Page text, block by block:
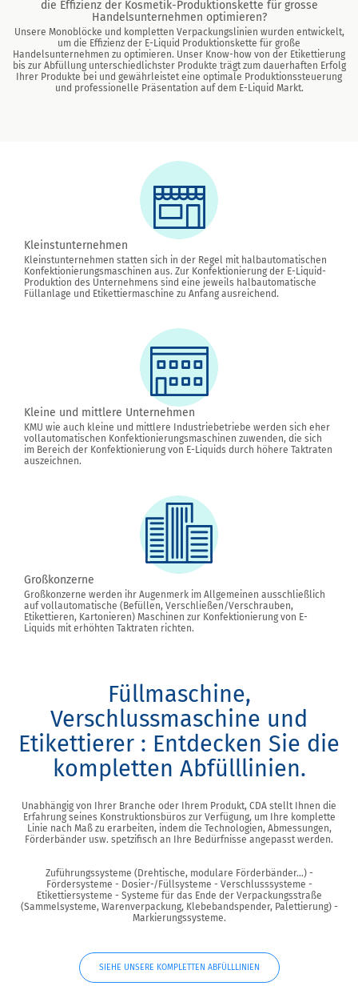
die Effizienz der Kosmetik-Produktionskette für grosse
Handelsunternehmen optimieren?
Unsere Monoblöcke und kompletten Verpackungslinien wurden entwickelt,
um die Effizienz der E-Liquid Produktionskette für große
Handelsunternehmen zu optimieren. Unser Know-how von der Etikettierung
bis zur Abfüllung unterschiedlichster Produkte trägt zum dauerhaften Erfolg
Ihrer Produkte bei und gewährleistet eine optimale Produktionssteuerung
und professionelle Präsentation auf dem E-Liquid Markt.
Kleinstunternehmen
Kleinstunternehmen statten sich in der Regel mit halbautomatischen
Konfektionierungsmaschinen aus. Zur Konfektionierung der E-Liquid-
Produktion des Unternehmens sind eine jeweils halbautomatische
Füllanlage und Etikettiermaschine zu Anfang ausreichend.
Kleine und mittlere Unternehmen
KMU wie auch kleine und mittlere Industriebetriebe werden sich eher
vollautomatischen Konfektionierungsmaschinen zuwenden, die sich
im Bereich der Konfektionierung von E-Liquids durch höhere Taktraten
auszeichnen.
Großkonzerne
Großkonzerne werden ihr Augenmerk im Allgemeinen ausschließlich
auf vollautomatische (Befüllen, Verschließen/Verschrauben,
Etikettieren, Kartonieren) Maschinen zur Konfektionierung von E-
Liquids mit erhöhten Taktraten richten.
Füllmaschine,
Verschlussmaschine und
Etikettierer : Entdecken Sie die
kompletten Abfülllinien.
Unabhängig von Ihrer Branche oder Ihrem Produkt, CDA stellt Ihnen die
Erfahrung seines Konstruktionsbüros zur Verfügung, um Ihre komplette
Linie nach Maß zu erarbeiten, indem die Technologien, Abmessungen,
Förderbänder usw. spetzifisch an Ihre Bedürfnisse angepasst werden.
Zuführungssysteme (Drehtische, modulare Förderbänder...) -
Fördersysteme - Dosier-/Füllsysteme - Verschlusssysteme -
Etikettiersysteme - Systeme für das Ende der Verpackungsstraße
(Sammelsysteme, Warenverpackung, Klebebandspender, Palettierung) -
Markierungssysteme.
SIEHE UNSERE KOMPLETTEN ABFÜLLLINIEN